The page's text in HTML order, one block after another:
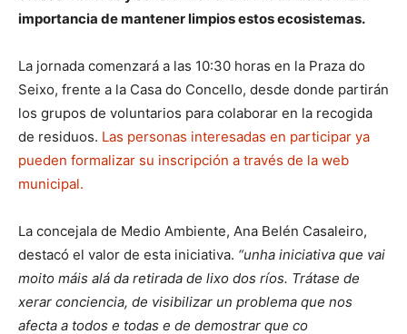
importancia de mantener limpios estos ecosistemas.
La jornada comenzará a las 10:30 horas en la Praza do
Seixo, frente a la Casa do Concello, desde donde partirán
los grupos de voluntarios para colaborar en la recogida
de residuos. Las personas interesadas en participar ya
pueden formalizar su inscripción a través de la web
municipal.
La concejala de Medio Ambiente, Ana Belén Casaleiro,
destacó el valor de esta iniciativa. “unha iniciativa que vai
moito máis alá da retirada de lixo dos ríos. Trátase de
xerar conciencia, de visibilizar un problema que nos
afecta a todos e todas e de demostrar que co